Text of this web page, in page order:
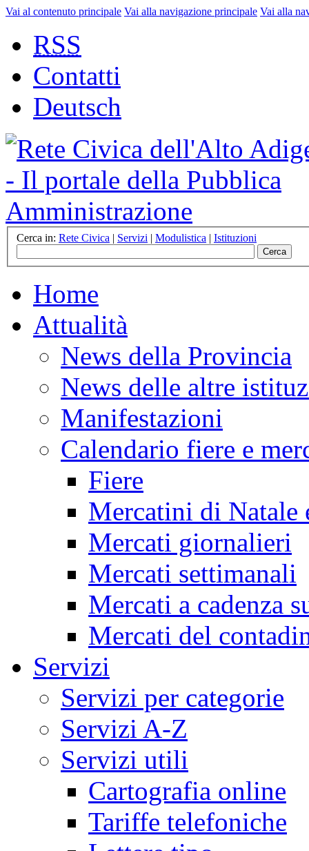
Vai al contenuto principale Vai alla navigazione principale Vai alla
RSS
Contatti
Deutsch
Cerca in: Rete Civica | Servizi | Modulistica | Istituzioni
Home
Attualità
News della Provincia
News delle altre
Manifestazioni
Calendario fiere e
Fiere
Mercatini di Natale
Mercati giornalieri
Mercati settimanali
Mercati a cadenza
Mercati del
Servizi
Servizi per categorie
Servizi A-Z
Servizi utili
Cartografia online
Tariffe telefoniche